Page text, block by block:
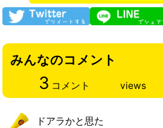
みんなのコメント
3 コメント views
ドアラかと思た